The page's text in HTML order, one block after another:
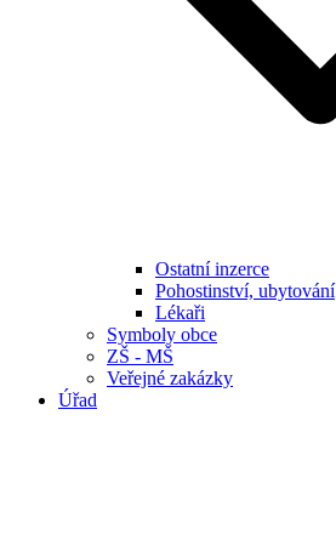
Ostatní inzerce
Pohostinství, ubytování
Lékaři
Symboly obce
ZŠ - MŠ
Veřejné zakázky
Úřad